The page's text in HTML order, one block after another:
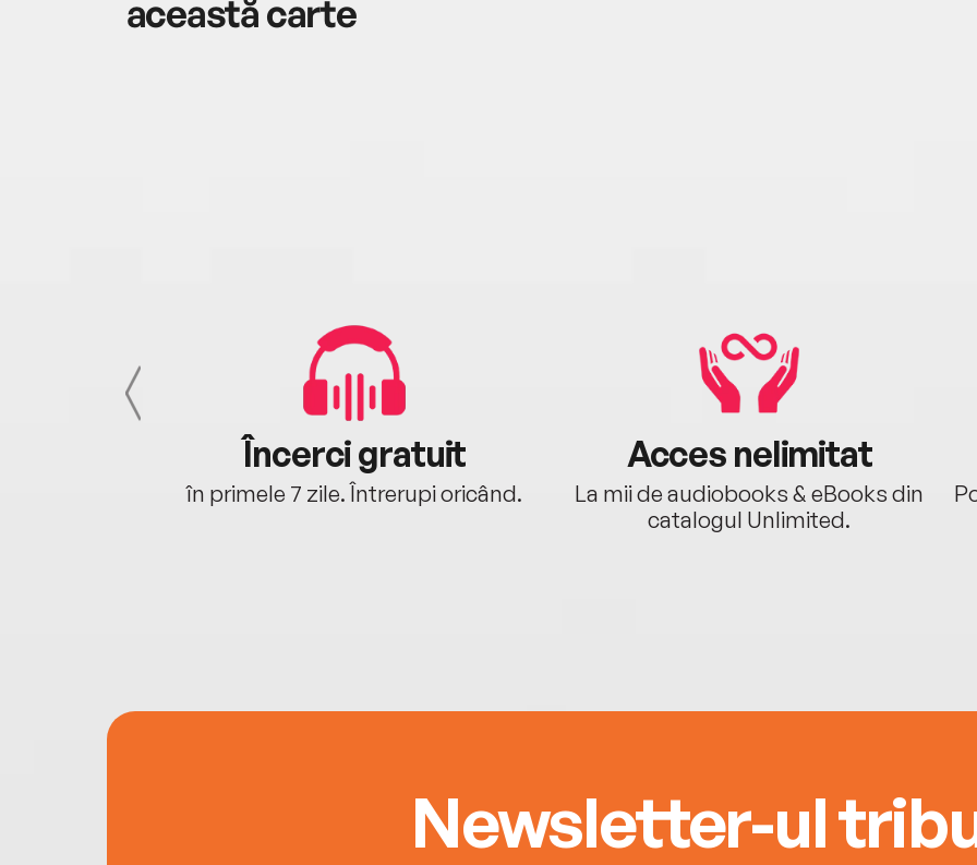
această carte
Încerci gratuit
în primele 7 zile. Întrerupi oricând.
Acces nelimitat
La mii de audiobooks & eBooks din
catalogul Unlimited.
Newsletter-ul